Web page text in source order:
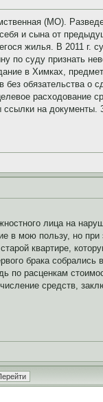
(МО).
и сына от
жилья. В 2011 г.
по суду признать
в Химках,
обязательства о
расходование
на документы.
лица на
в мою пользу, но при
квартире,
брака
расценкам
средств,